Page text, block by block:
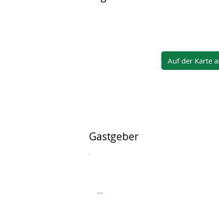
Auf der Karte
Gastgeber
...